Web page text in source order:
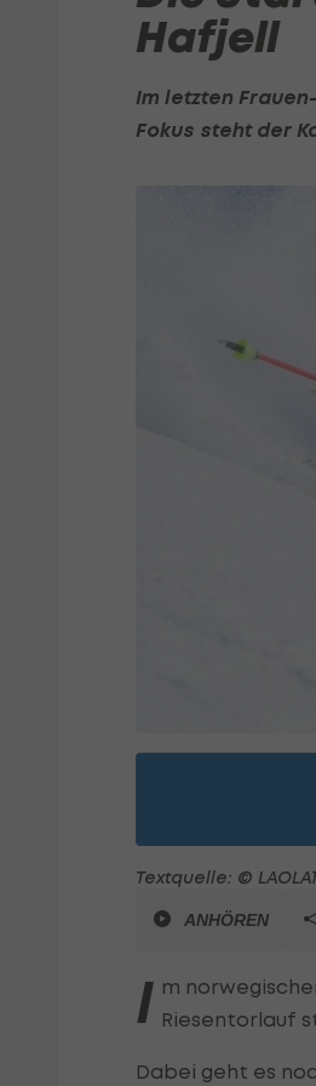
Hafjell
Im letzten
Fokus steht der
Textquelle: © LAOLA1
ANHÖREN
I m
Riesentorlauf
Dabei geht es